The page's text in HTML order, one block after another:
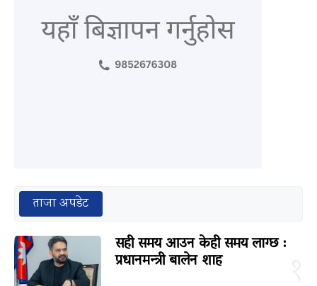
ताजा अपडेट
सही समय आउन केही समय लाग्छ :
प्रधानमन्त्री बालेन शाह